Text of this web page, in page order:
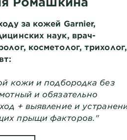
за кожей Garnier,
наук, врач-
косметолог, трихолог,
кожи и подбородка без
и обязательно
+ выявление и
прыщи факторов."